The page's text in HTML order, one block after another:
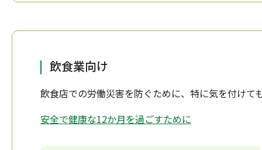
飲食業向け
飲食店での労働災害を防ぐために、特に気を付け
安全で健康な12か月を過ごすために